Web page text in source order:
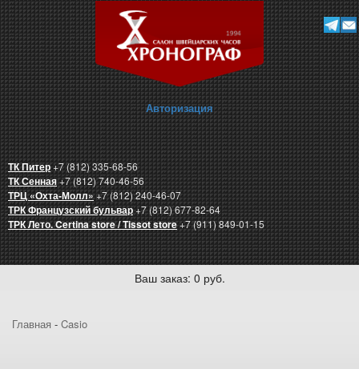
Авторизация
ТК Питер+7 (812) 335-68-56
ТК Сенная+7 (812) 740-46-56
ТРЦ «Охта-Молл»+7 (812) 240-46-07
ТРК Французский бульвар+7 (812) 677-82-64
ТРК Лето. Certina store / Tissot store+7 (911) 849-01-15
Ваш заказ: 0 руб.
Главная - Casio